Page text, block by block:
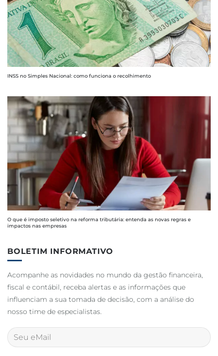
INSS no Simples Nacional: como funciona o recolhimento
O que é imposto seletivo na reforma tributária: entenda as novas regras e
impactos nas empresas
BOLETIM INFORMATIVO
Acompanhe as novidades no mundo da gestão financeira,
fiscal e contábil, receba alertas e as informações que
influenciam a sua tomada de decisão, com a análise do
nosso time de especialistas.